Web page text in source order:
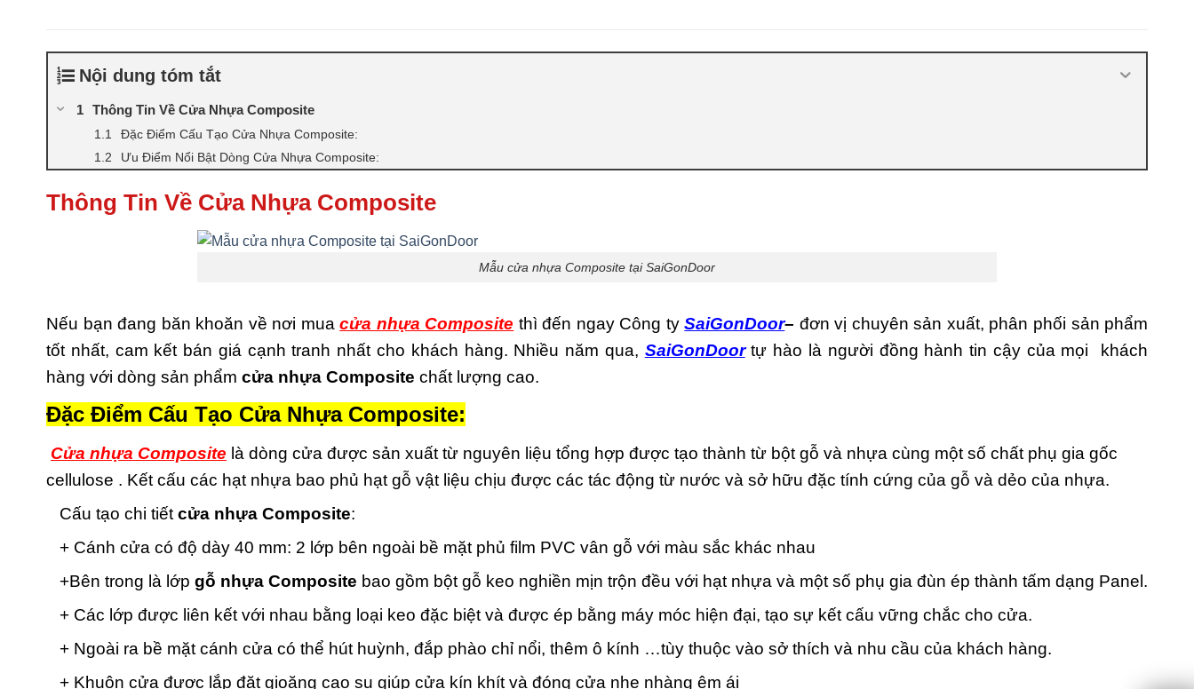
Nội dung tóm tắt
Thông Tin Về Cửa Nhựa Composite
Đặc Điểm Cấu Tạo Cửa Nhựa Composite:
Ưu Điểm Nổi Bật Dòng Cửa Nhựa Composite:
Thông Tin Về Cửa Nhựa Composite
Mẫu cửa nhựa Composite tại SaiGonDoor
Nếu bạn đang băn khoăn về nơi muacửa nhựa Composite thì đến ngay Công tySaiGonDoor– đơn vị chuyên sản xuất, phân phối sản phẩm
tốt nhất, cam kết bán giá cạnh tranh nhất cho khách hàng. Nhiều năm qua, SaiGonDoortự hào là người đồng hành tin cậy của mọi khách
hàng với dòng sản phẩm cửa nhựa Composite chất lượng cao.
Đặc Điểm Cấu Tạo Cửa Nhựa Composite:
Cửa nhựa Composite là dòng cửa được sản xuất từ nguyên liệu tổng hợp được tạo thành từ bột gỗ và nhựa cùng một số chất phụ gia gốc
cellulose . Kết cấu các hạt nhựa bao phủ hạt gỗ vật liệu chịu được các tác động từ nước và sở hữu đặc tính cứng của gỗ và dẻo của nhựa.
Cấu tạo chi tiếtcửa nhựa Composite:
+ Cánh cửa có độ dày 40 mm: 2 lớp bên ngoài bề mặt phủ film PVC vân gỗ với màu sắc khác nhau
+Bên trong là lớp gỗ nhựa Composite bao gồm bột gỗ keo nghiền mịn trộn đều với hạt nhựa và một số phụ gia đùn ép thành tấm dạng Panel.
+ Các lớp được liên kết với nhau bằng loại keo đặc biệt và được ép bằng máy móc hiện đại, tạo sự kết cấu vững chắc cho cửa.
+ Ngoài ra bề mặt cánh cửa có thể hút huỳnh, đắp phào chỉ nổi, thêm ô kính …tùy thuộc vào sở thích và nhu cầu của khách hàng.
+ Khuôn cửa được lắp đặt gioăng cao su giúp cửa kín khít và đóng cửa nhẹ nhàng êm ái